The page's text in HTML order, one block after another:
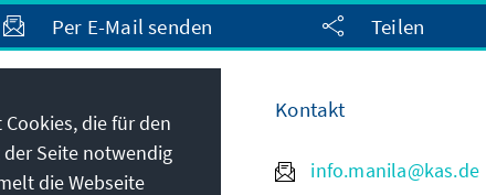
Per E-Mail senden Teilen
e.V.
Kontakt
info.manila@kas.de
die für den
Seite notwendig
die Webseite